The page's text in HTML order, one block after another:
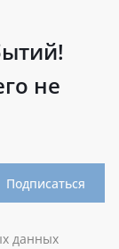
не
Подписаться
данных